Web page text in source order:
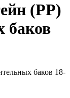
(РР)
баков